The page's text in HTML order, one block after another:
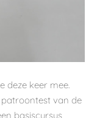
deze keer mee.
patroontest van de
basiscursus